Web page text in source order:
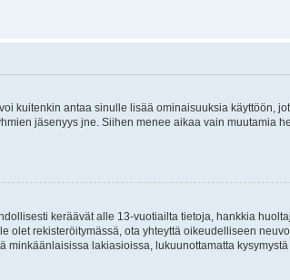
kuitenkin antaa sinulle lisää ominaisuuksia käyttöön,
jäsenyys jne. Siihen menee aikaa vain muutamia
keräävät alle 13-vuotiailta tietoja, hankkia
olet rekisteröitymässä, ota yhteyttä oikeudelliseen
lakiasioissa, lukuunottamatta kysymystä